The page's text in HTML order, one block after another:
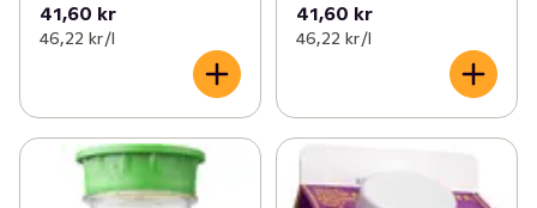
41,60 kr
46,22 kr /l
41,60 kr
46,22 kr /l